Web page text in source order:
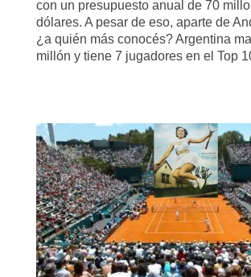
con un presupuesto anual de 70
dólares. A pesar de eso, aparte de
¿a quién más conocés? Argentina
millón y tiene 7 jugadores en el Top